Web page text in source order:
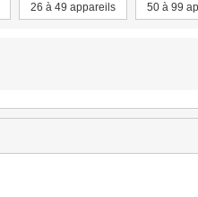
26 à 49 appareils 50 à 99